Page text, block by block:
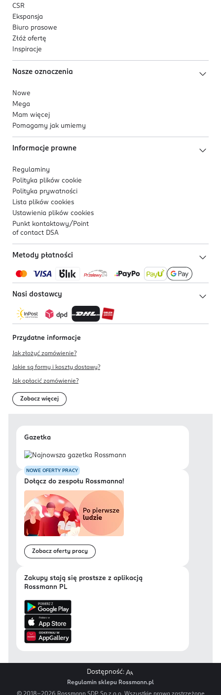
CSR
Ekspansja
Biuro prasowe
Złóż ofertę
Inspiracje
Nasze oznaczenia
Nowe
Mega
Mam więcej
Pomagamy jak umiemy
Informacje prawne
Regulaminy
Polityka plików cookie
Polityka prywatności
Lista plików cookies
Ustawienia plików cookies
Punkt kontaktowy/ Point
of contact DSA
Metody płatności
Nasi dostawcy
Przydatne informacje
Jak złożyć zamówienie?
Jakie są formy i koszty dostawy?
Jak opłacić zamówienie?
Zobacz więcej
Gazetka
NOWE OFERTY PRACY
Dołącz do zespołu Rossmanna!
Zobacz oferty pracy
Zakupy stają się prostsze z aplikacją
Rossmann PL
Dostępność:
Regulamin sklepu Rossmann.pl